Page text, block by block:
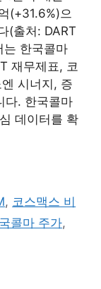
(+31.6%)으
(출처: DART
는 한국콜마
재무제표, 코
시너지, 증
다. 한국콜마
데이터를 확
, 코스맥스 비
콜마 주가,